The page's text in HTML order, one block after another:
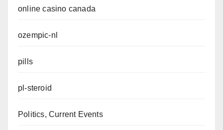
online casino canada
ozempic-nl
pills
pl-steroid
Politics, Current Events